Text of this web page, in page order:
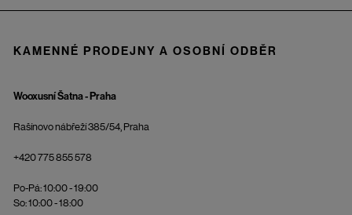
KAMENNÉ PRODEJNY A OSOBNÍ ODBĚR
Wooxusní Šatna - Praha
Rašínovo nábřeží 385/54, Praha
+420 775 855 578
Po-Pá: 10:00 - 19:00
So: 10:00 - 18:00